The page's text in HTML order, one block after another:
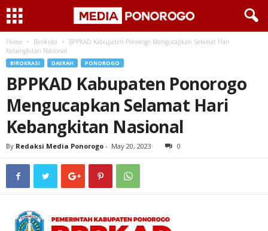
Home Birokrasi
BPPKAD Kabupaten Ponorogo Mengucapkan Selamat Hari
Kebangkitan Nasional
BIROKRASI DAERAH PONOROGO
BPPKAD Kabupaten Ponorogo
Mengucapkan Selamat Hari
Kebangkitan Nasional
By Redaksi Media Ponorogo - May 20, 2023 0